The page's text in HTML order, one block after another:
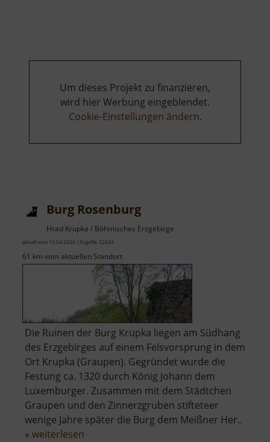
Um dieses Projekt zu finanzieren,
wird hier Werbung eingeblendet.
Cookie-Einstellungen ändern.
Burg Rosenburg
Hrad Krupka / Böhmisches Erzgebirge
aktuell vom 13.04.2026 / Zugriffe: 32034
61 km vom aktuellen Standort
Die Ruinen der Burg Krupka liegen am Südhang
des Erzgebirges auf einem Felsvorsprung in dem
Ort Krupka (Graupen). Gegründet wurde die
Festung ca. 1320 durch König Johann dem
Luxemburger. Zusammen mit dem Städtchen
Graupen und den Zinnerzgruben stifteteer
wenige Jahre später die Burg dem Meißner Her..
» weiterlesen